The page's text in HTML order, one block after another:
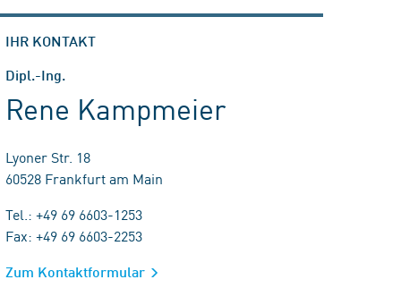
IHR KONTAKT
Dipl.-Ing.
Rene Kampmeier
Lyoner Str. 18
60528 Frankfurt am Main
Tel.: +49 69 6603-1253
Fax: +49 69 6603-2253
Zum Kontaktformular